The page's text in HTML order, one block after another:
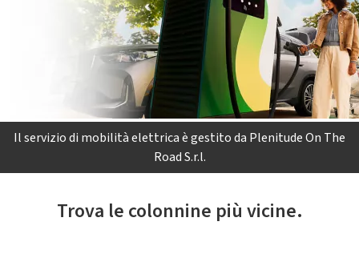
Il servizio di mobilità elettrica è gestito da Plenitude On The
Road S.r.l.
Trova le colonnine più vicine.